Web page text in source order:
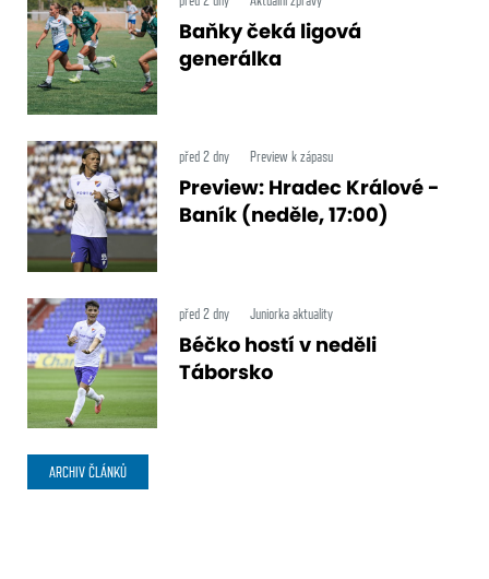
Baňky čeká ligová
generálka
před 2 dny Preview k zápasu
Preview: Hradec Králové -
Baník (neděle, 17:00)
před 2 dny Juniorka aktuality
Béčko hostí v neděli
Táborsko
ARCHIV ČLÁNKŮ